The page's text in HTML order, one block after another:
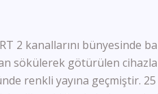
bünyesinde
sökülerek götürülen
renkli yayına geçmiştir.